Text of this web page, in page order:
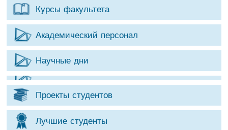
Курсы факультета
Академический персонал
Научные дни
Проекты студентов
Лучшие студенты